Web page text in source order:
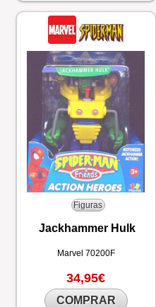
Figuras
Jackhammer Hulk
Marvel 70200F
34,95€
COMPRAR